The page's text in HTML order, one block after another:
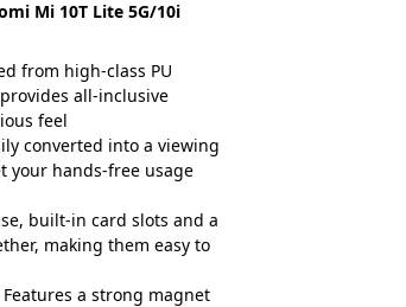
Mi 10T Lite 5G/10i
from high-class PU
all-inclusive
feel
converted into a viewing
your hands-free usage
built-in card slots and a
making them easy to
Features a strong magnet